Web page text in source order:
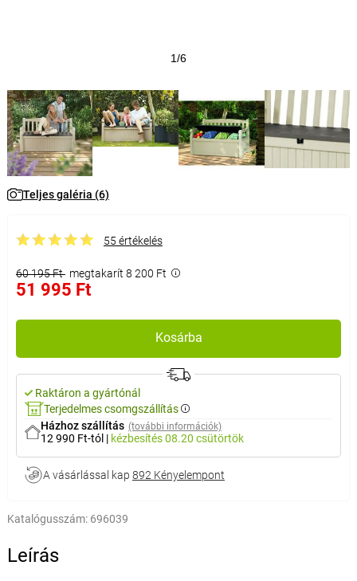
1/6
Teljes galéria (6)
55 értékelés
60 195 Ft megtakarít 8 200 Ft
51 995 Ft
Kosárba
Raktáron a gyártónál
Terjedelmes csomgszállítás
Házhoz szállítás (további információk)
12 990 Ft-tól | kézbesítés08.20 csütörtök
A vásárlással kap 892 Kényelempont
Katalógusszám: 696039
Leírás